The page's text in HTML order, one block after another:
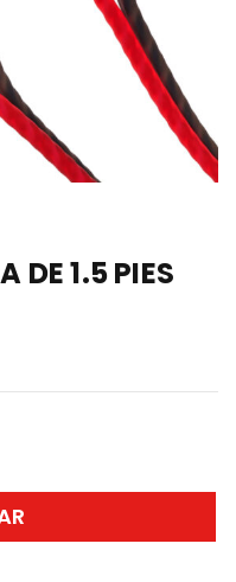
DE 1.5 PIES